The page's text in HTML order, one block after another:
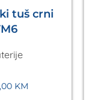
tuš crni
KM